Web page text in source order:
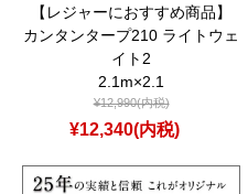
【レジャーにおすすめ商品】
カンタンタープ210 ライトウェ
イト2
2.1m×2.1
¥12,990(内税)
¥12,340(内税)